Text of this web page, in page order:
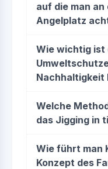
auf die man
Angelplatz
Wie wichtig ist
Nachhaltigkeit
Welche
das Jigging in
Wie führt man
Konzept des